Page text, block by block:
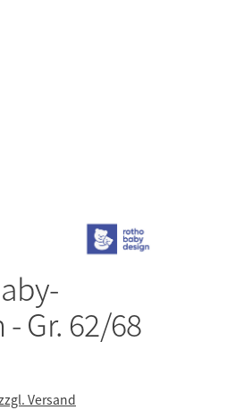
Gr. 62/68
zzgl. Versand